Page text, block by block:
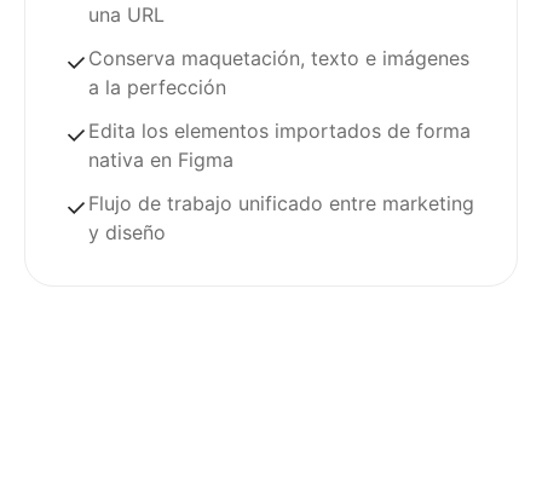
una URL
Conserva maquetación, texto e imágenes
a la perfección
Edita los elementos importados de forma
nativa en Figma
Flujo de trabajo unificado entre marketing
y diseño